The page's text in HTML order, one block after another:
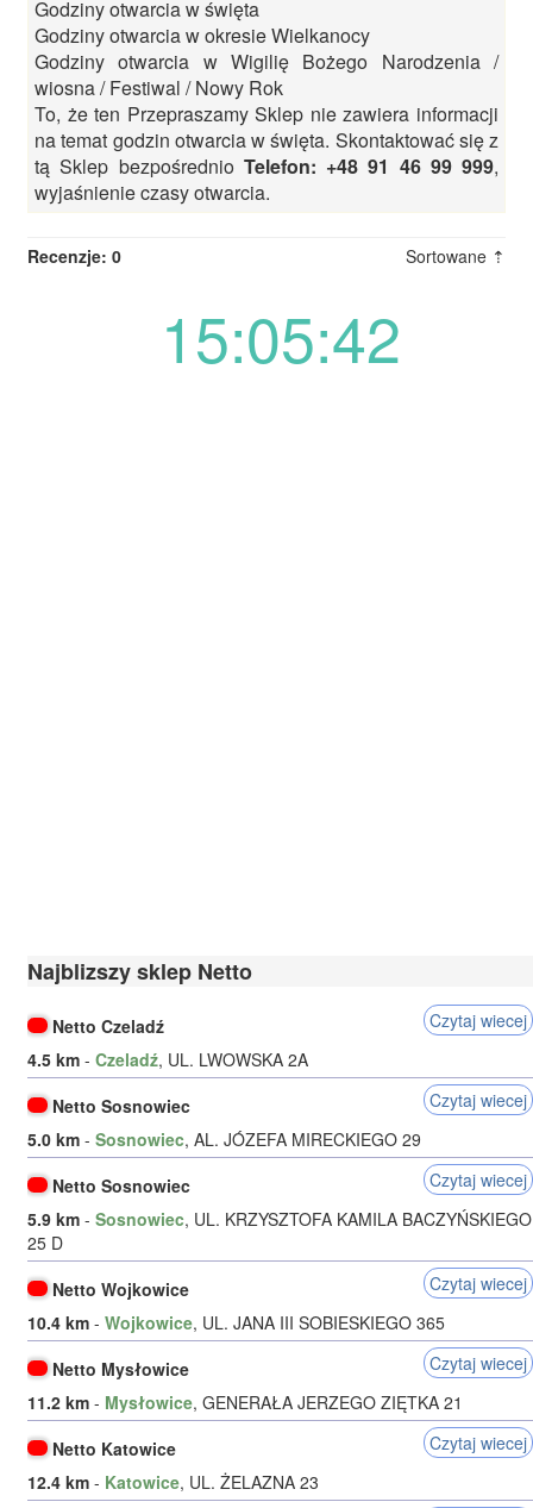
Godziny otwarcia w święta
Godziny otwarcia w okresie Wielkanocy
Godziny otwarcia w Wigilię Bożego Narodzenia /
wiosna / Festiwal / Nowy Rok
To, że ten Przepraszamy Sklep nie zawiera informacji
na temat godzin otwarcia w święta. Skontaktować się z
tą Sklep bezpośrednio Telefon: +48 91 46 99 999,
wyjaśnienie czasy otwarcia.
Recenzje: 0 Sortowane ⇡
15:05:42
Najblizszy sklep Netto
Netto Czeladź
Czytaj wiecej
4.5 km - Czeladź, UL. LWOWSKA 2A
Netto Sosnowiec
Czytaj wiecej
5.0 km - Sosnowiec, AL. JÓZEFA MIRECKIEGO 29
Netto Sosnowiec
Czytaj wiecej
5.9 km - Sosnowiec, UL. KRZYSZTOFA KAMILA BACZYŃSKIEGO
25 D
Netto Wojkowice
Czytaj wiecej
10.4 km - Wojkowice, UL. JANA III SOBIESKIEGO 365
Netto Mysłowice
Czytaj wiecej
11.2 km - Mysłowice, GENERAŁA JERZEGO ZIĘTKA 21
Netto Katowice
Czytaj wiecej
12.4 km - Katowice, UL. ŻELAZNA 23